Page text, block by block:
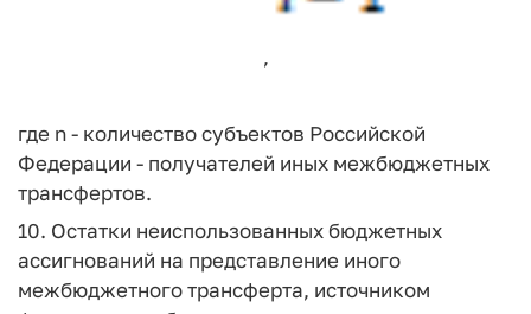
,
где n - количество субъектов Российской
Федерации - получателей иных межбюджетных
трансфертов.
10. Остатки неиспользованных бюджетных
ассигнований на представление иного
межбюджетного трансферта, источником